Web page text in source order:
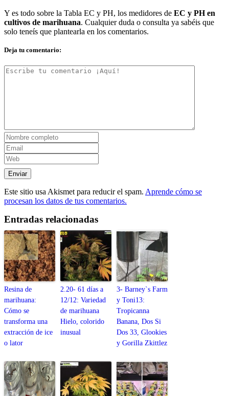
Y es todo sobre la Tabla EC y PH, los medidores de EC y PH en
cultivos de marihuana. Cualquier duda o consulta ya sabéis que
solo teneís que plantearla en los comentarios.
Deja tu comentario:
Este sitio usa Akismet para reducir el spam. Aprende cómo se
procesan los datos de tus comentarios.
Entradas relacionadas
Resina de
marihuana:
Cómo se
transforma una
extracción de ice
o lator
2.20- 61 días a
12/12: Variedad
de marihuana
Hielo, colorido
inusual
3- Barney`s Farm
y Toni13:
Tropicanna
Banana, Dos Si
Dos 33, Glookies
y Gorilla Zkittlez